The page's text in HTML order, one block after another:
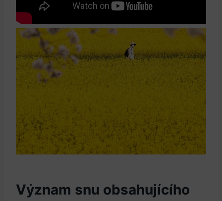
Význam snu⁣ obsahujícího